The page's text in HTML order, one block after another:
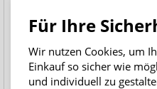
suprima 3531 Bettauflage
Molton 100x200 cm
Mit vier Eckgummis - PU
Für Ihre
Wir nutzen Cookies, um
Einkauf so sicher wie
und individuell zu